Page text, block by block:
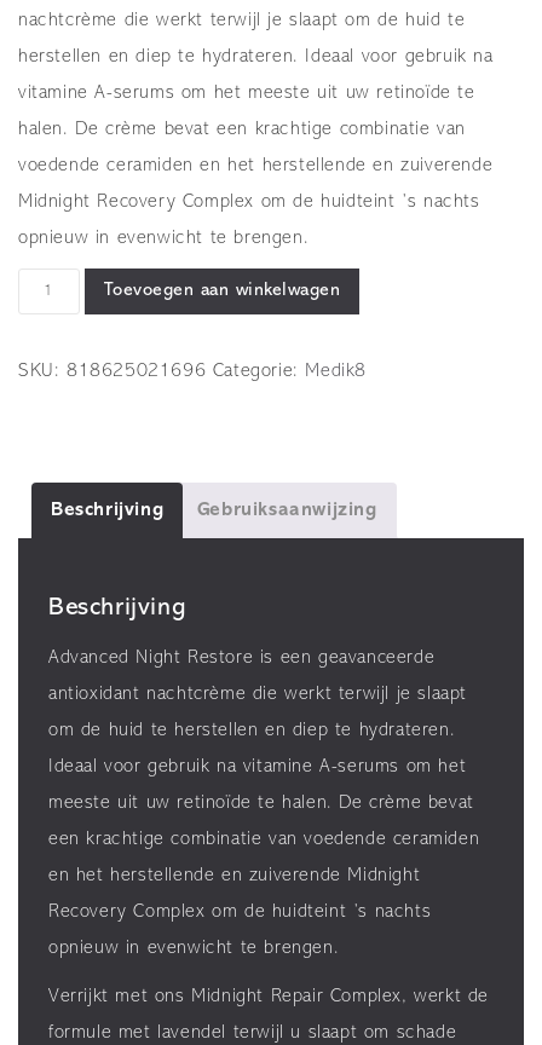
nachtcrème die werkt terwijl je slaapt om de huid te
herstellen en diep te hydrateren. Ideaal voor gebruik na
vitamine A-serums om het meeste uit uw retinoïde te
halen. De crème bevat een krachtige combinatie van
voedende ceramiden en het herstellende en zuiverende
Midnight Recovery Complex om de huidteint ’s nachts
opnieuw in evenwicht te brengen.
Advanced
Night
Toevoegen aan winkelwagen
SKU: 818625021696 Categorie: Medik8
Beschrijving Gebruiksaanwijzing
Beschrijving
Advanced Night Restore is een geavanceerde
antioxidant nachtcrème die werkt terwijl je slaapt
om de huid te herstellen en diep te hydrateren.
Ideaal voor gebruik na vitamine A-serums om het
meeste uit uw retinoïde te halen. De crème bevat
een krachtige combinatie van voedende ceramiden
en het herstellende en zuiverende Midnight
Recovery Complex om de huidteint ’s nachts
opnieuw in evenwicht te brengen.
Verrijkt met ons Midnight Repair Complex, werkt de
formule met lavendel terwijl u slaapt om schade